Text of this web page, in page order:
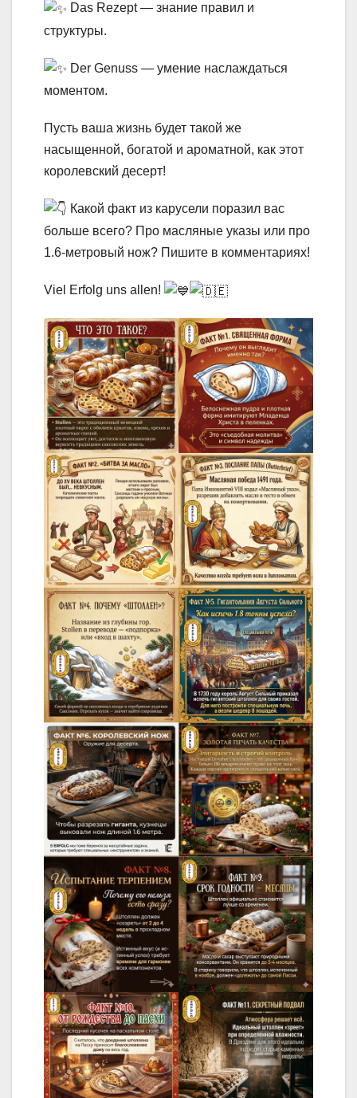
Das Rezept — знание правил и
структуры.
Der Genuss — умение наслаждаться
моментом.
Пусть ваша жизнь будет такой же
насыщенной, богатой и ароматной, как этот
королевский десерт!
Какой факт из карусели поразил вас
больше всего? Про масляные указы или про
1.6-метровый нож? Пишите в комментариях!
Viel Erfolg uns allen!